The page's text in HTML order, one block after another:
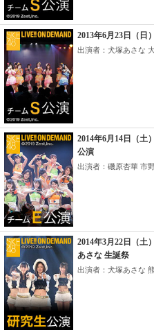
2013年6月23日（日
出演者：犬塚あさな
2014年6月14日（土
公演
出演者：磯原杏華 市
2014年3月22日（土
あさな 生誕祭
出演者：犬塚あさな